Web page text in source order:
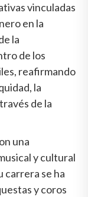
vinculadas
en la
la
de los
reafirmando
la
de la
una
y cultural
carrera se ha
y coros